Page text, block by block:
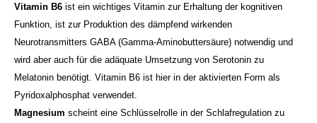
Vitamin B6 ist ein wichtiges Vitamin zur Erhaltung der kognitiven
Funktion, ist zur Produktion des dämpfend wirkenden
Neurotransmitters GABA (Gamma-Aminobuttersäure) notwendig und
wird aber auch für die adäquate Umsetzung von Serotonin zu
Melatonin benötigt. Vitamin B6 ist hier in der aktivierten Form als
Pyridoxalphosphat verwendet.
Magnesium scheint eine Schlüsselrolle in der Schlafregulation zu